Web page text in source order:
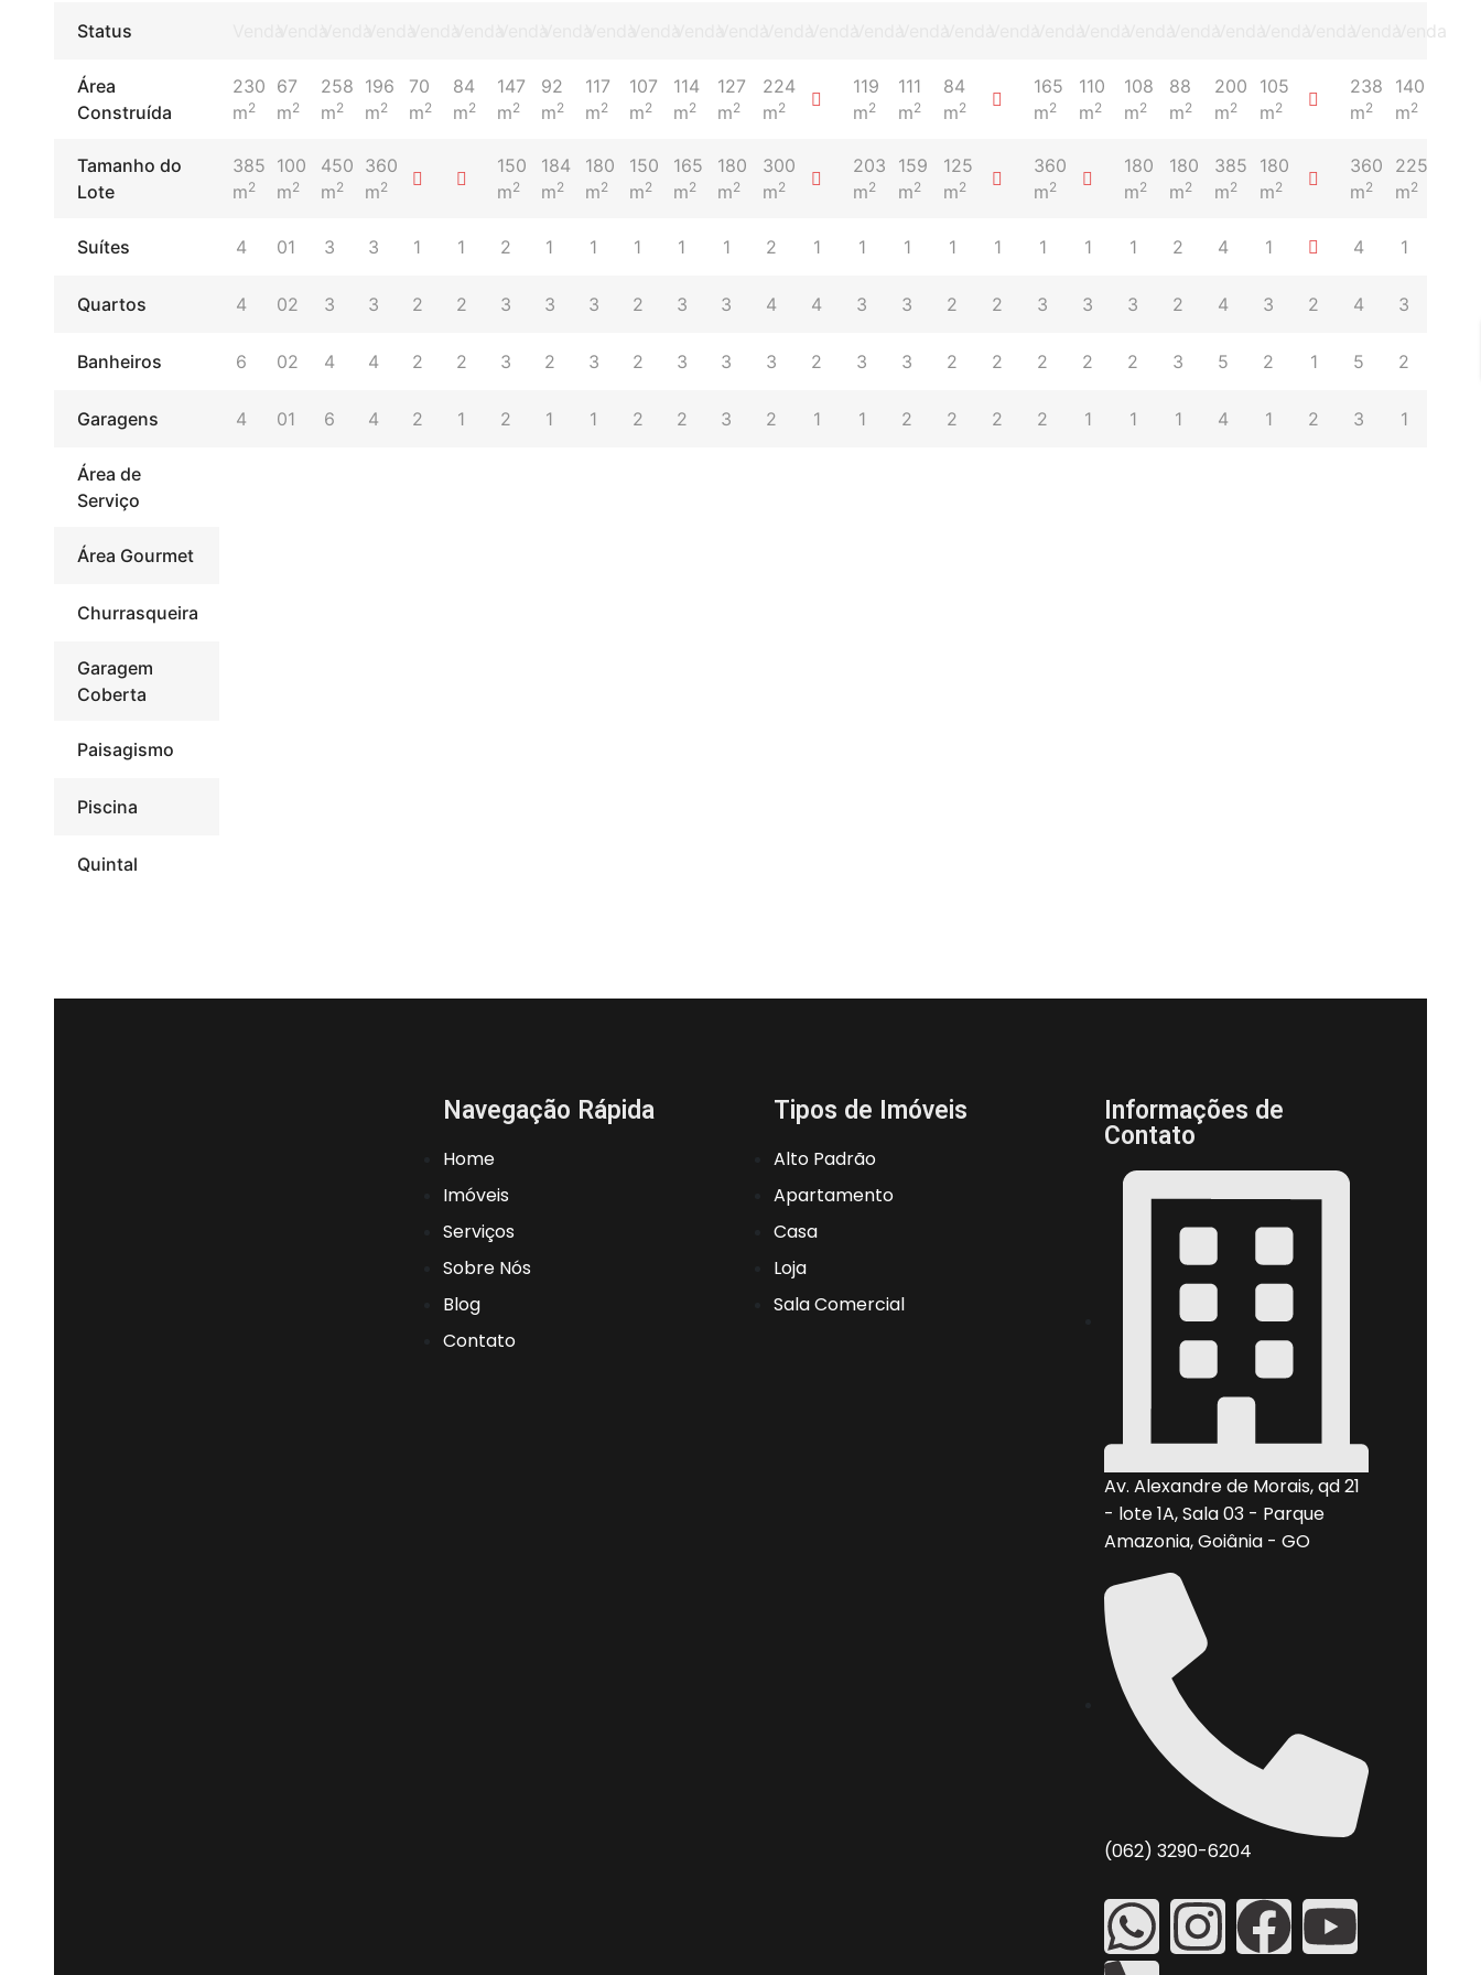
Status Venda
Área
Construída
230
m2
67
m2
258
m2
196
m2
70
m2
84
m2
147
m2
92
m2
117
m2
107
m2
114
m2
127
m2
224
m2
119
m2
111
m2
84
m2
165
m2
110
m2
108
m2
88
m2
200
m2
105
m2
238
m2
140
m2
Tamanho do
Lote
385
m2
100
m2
450
m2
360
m2
150
m2
184
m2
180
m2
150
m2
165
m2
180
m2
300
m2
203
m2
159
m2
125
m2
360
m2
180
m2
180
m2
385
m2
180
m2
360
m2
225
m2
Suítes 4 01 3 3 1 1 2 1 1 1 1 1 2 1 1 1 1 1 1 1 1 2 4 1 4 1
Quartos 4 02 3 3 2 2 3 3 3 2 3 3 4 4 3 3 2 2 3 3 3 2 4 3 2 4 3
Banheiros 6 02 4 4 2 2 3 2 3 2 3 3 3 2 3 3 2 2 2 2 2 3 5 2 1 5 2
Garagens 4 01 6 4 2 1 2 1 1 2 2 3 2 1 1 2 2 2 2 1 1 1 4 1 2 3 1
Área de
Serviço
Área Gourmet
Churrasqueira
Garagem
Coberta
Paisagismo
Piscina
Quintal
Navegação Rápida
Home
Imóveis
Serviços
Sobre Nós
Blog
Contato
Tipos de Imóveis
Alto Padrão
Apartamento
Casa
Loja
Sala Comercial
Informações de
Contato
Av. Alexandre de Morais, qd 21
- lote 1A, Sala 03 - Parque
Amazonia, Goiânia - GO
(062) 3290-6204